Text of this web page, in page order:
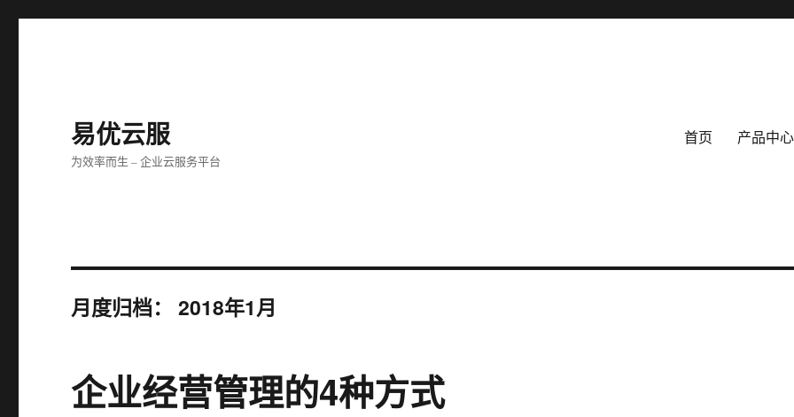
易优云服
为效率而生 – 企业云服务平台
首页 产品中心
月度归档：2018年1月
企业经营管理的4种方式